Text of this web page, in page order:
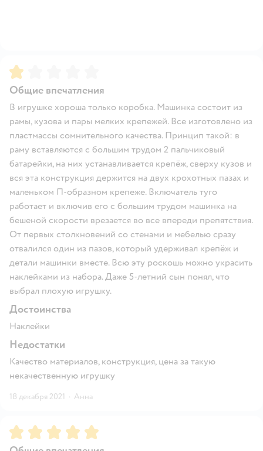
Рейтинг:
Общие впечатления
В игрушке хороша только коробка. Машинка состоит из
рамы, кузова и пары мелких крепежей. Все изготовлено из
пластмассы сомнительного качества. Принцип такой: в
раму вставляются с большим трудом 2 пальчиковый
батарейки, на них устанавливается крепёж, сверху кузов и
вся эта конструкция держится на двух крохотных пазах и
маленьком П-образном крепеже. Включатель туго
работает и включив его с большим трудом машинка на
бешеной скорости врезается во все впереди препятствия.
От первых столкновений со стенами и мебелью сразу
отвалился один из пазов, который удерживал крепёж и
детали машинки вместе. Всю эту роскошь можно украсить
наклейками из набора. Даже 5-летний сын понял, что
выбрал плохую игрушку.
Достоинства
Наклейки
Недостатки
Качество материалов, конструкция, цена за такую
некачественную игрушку
18 декабря 2021 · Анна
Рейтинг:5